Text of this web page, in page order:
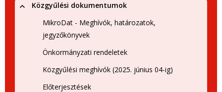
Közgyűlési dokumentumok
MikroDat - Meghívók, határozatok,
jegyzőkönyvek
Önkormányzati rendeletek
Közgyűlési meghívók (2025. június 04-ig)
Előterjesztések